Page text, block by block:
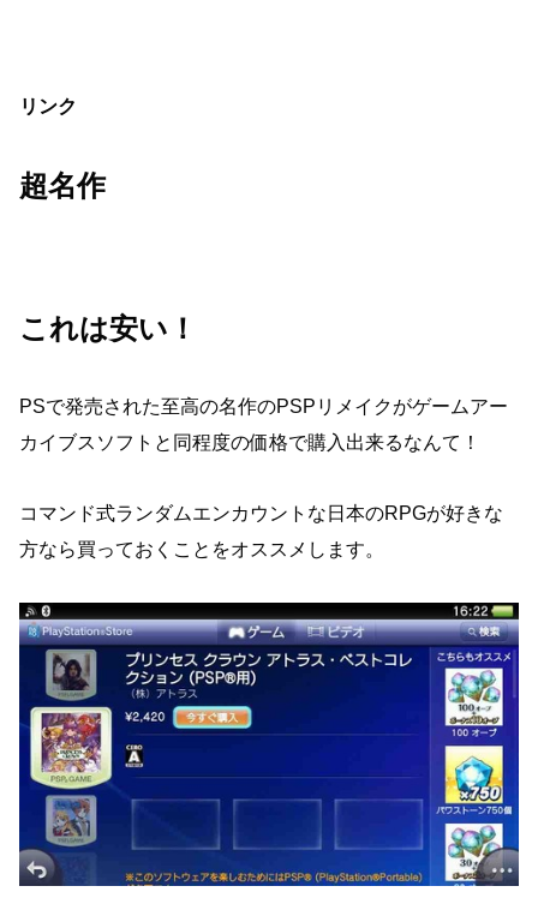
リンク
超名作
これは安い！
PSで発売された至高の名作のPSPリメイクがゲームアー
カイブスソフトと同程度の価格で購入出来るなんて！
コマンド式ランダムエンカウントな日本のRPGが好きな
方なら買っておくことをオススメします。